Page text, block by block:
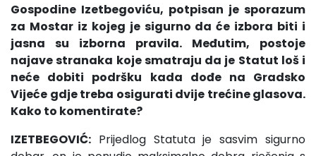
Gospodine Izetbegoviću, potpisan je sporazum
za Mostar iz kojeg je sigurno da će izbora biti i
jasna su izborna pravila. Međutim, postoje
najave stranaka koje smatraju da je Statut loš i
neće dobiti podršku kada dođe na Gradsko
Vijeće gdje treba osigurati dvije trećine glasova.
Kako to komentirate?
IZETBEGOVIĆ: Prijedlog Statuta je sasvim sigurno